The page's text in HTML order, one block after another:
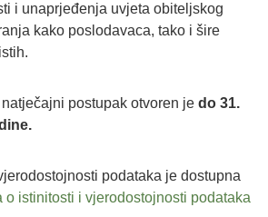
i unaprjeđenja uvjeta obiteljskog
kako poslodavaca, tako i šire
postupak otvoren je do 31.
podataka je dostupna
o istinitosti i vjerodostojnosti podataka